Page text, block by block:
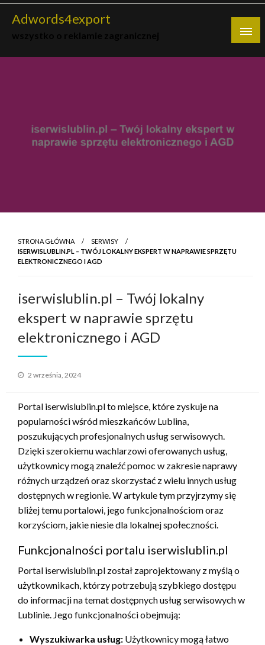
Skip
Adwords4export
STRONA GŁÓWNA
SERWISY
ISERWISLUBLIN.PL – TWÓJ LOKALNY EKSPERT W NAPRAWIE SPRZĘTU
ELEKTRONICZNEGO I AGD
iserwislublin.pl – Twój lokalny
ekspert w naprawie sprzętu
elektronicznego i AGD
Opublikowane
2 września, 2024
Portal iserwislublin.pl to miejsce, które zyskuje na
popularności wśród mieszkańców Lublina,
poszukujących profesjonalnych usług serwisowych.
Dzięki szerokiemu wachlarzowi oferowanych usług,
użytkownicy mogą znaleźć pomoc w zakresie naprawy
różnych urządzeń oraz skorzystać z wielu innych usług
dostępnych w regionie. W artykule tym przyjrzymy się
bliżej temu portalowi, jego funkcjonalnościom oraz
korzyściom, jakie niesie dla lokalnej społeczności.
Funkcjonalności portalu iserwislublin.pl
Portal iserwislublin.pl został zaprojektowany z myślą o
użytkownikach, którzy potrzebują szybkiego dostępu
do informacji na temat dostępnych usług serwisowych w
Lublinie. Jego funkcjonalności obejmują:
Wyszukiwarka usług: Użytkownicy mogą łatwo